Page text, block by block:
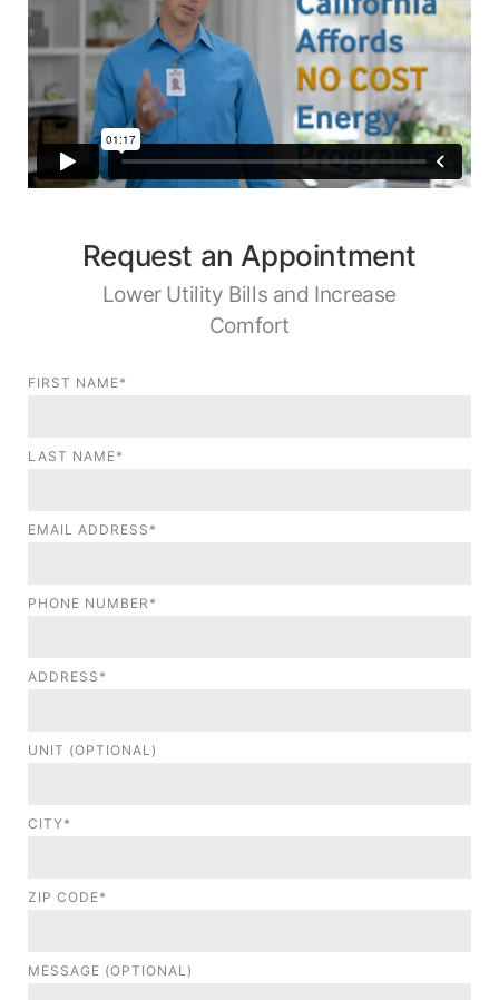
Request an Appointment
Lower Utility Bills and Increase
Comfort
FIRST NAME*
LAST NAME*
EMAIL ADDRESS*
PHONE NUMBER*
ADDRESS*
UNIT (OPTIONAL)
CITY*
ZIP CODE*
MESSAGE (OPTIONAL)